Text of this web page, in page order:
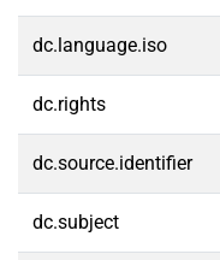
dc.language.iso
dc.rights
dc.source.identifier
dc.subject